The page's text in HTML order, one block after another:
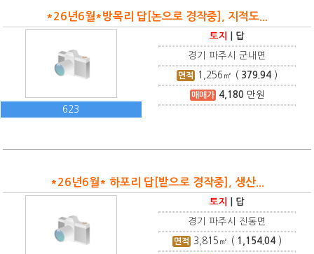
*26년6월*방목리 답[논으로 경작중], 지적도...
623
토지 답
경기 파주시 군내면
면적 1,256 ㎡ ( 379.94 )
매매가 4,180만원
*26년6월* 하포리 답[밭으로 경작중], 생산...
토지 답
경기 파주시 진동면
면적 3,815 ㎡ ( 1,154.04 )